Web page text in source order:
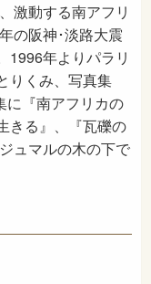
激動する南アフリ
の阪神･淡路大震
1996年よりパラリ
りくみ、写真集
に『南アフリカの
きる』、『瓦礫の
ュマルの木の下で